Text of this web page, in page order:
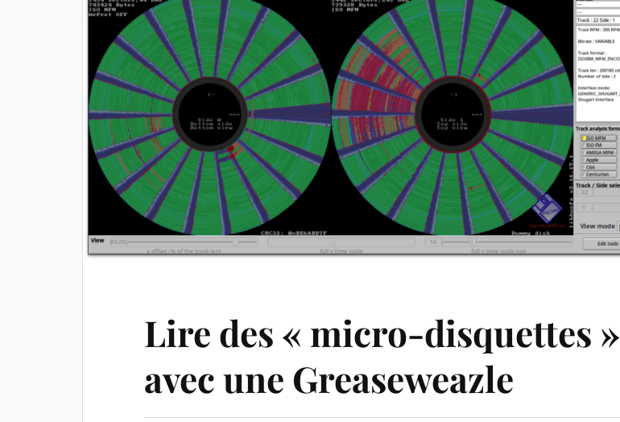
Lire des « micro-disquettes »
avec une Greaseweazle